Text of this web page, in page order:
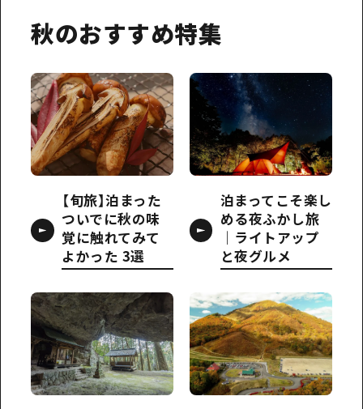
秋のおすすめ特集
【旬旅】泊まった
ついでに秋の味
覚に触れてみて
よかった 3選
泊まってこそ楽し
める夜ふかし旅
｜ライトアップ
と夜グルメ